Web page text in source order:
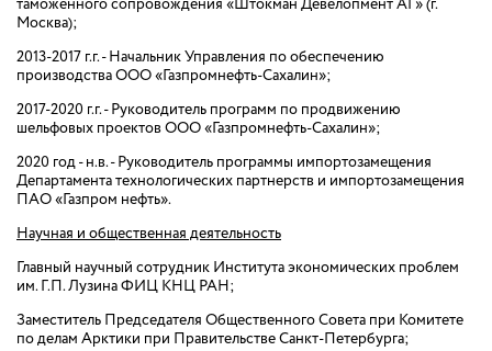
Москва);
2013-2017 г.г. - Начальник Управления по обеспечению
производства ООО «Газпромнефть-Сахалин»;
2017-2020 г.г. - Руководитель программ по продвижению
шельфовых проектов ООО «Газпромнефть-Сахалин»;
2020 год - н.в. - Руководитель программы импортозамещения
Департамента технологических партнерств и импортозамещения
ПАО «Газпром нефть».
Научная и общественная деятельность
Главный научный сотрудник Института экономических проблем
им. Г.П. Лузина ФИЦ КНЦ РАН;
Заместитель Председателя Общественного Совета при Комитете
по делам Арктики при Правительстве Санкт-Петербурга;